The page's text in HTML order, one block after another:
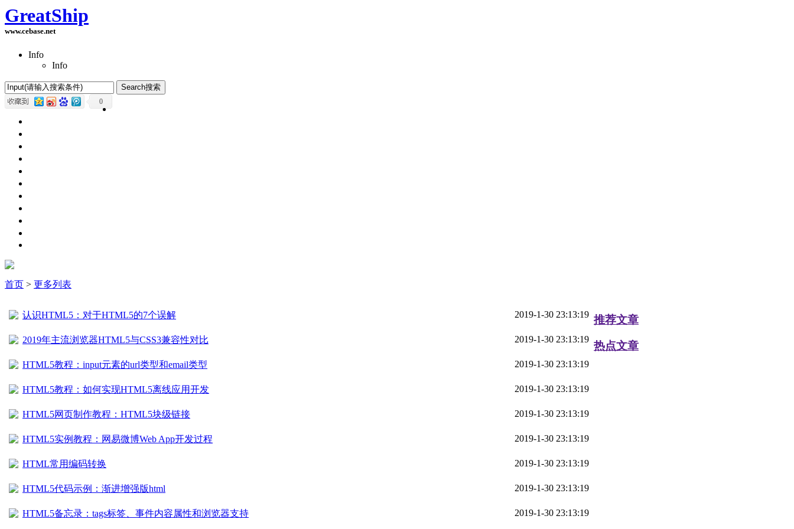
GreatShip
www.cebase.net
Info
Info
0
首页 > 更多列表
认识HTML5：对于HTML5的7个误解 2019-1-30 23:13:19
2019年主流浏览器HTML5与CSS3兼容性对比 2019-1-30 23:13:19
HTML5教程：input元素的url类型和email类型 2019-1-30 23:13:19
HTML5教程：如何实现HTML5离线应用开发 2019-1-30 23:13:19
HTML5网页制作教程：HTML5块级链接 2019-1-30 23:13:19
HTML5实例教程：网易微博Web App开发过程 2019-1-30 23:13:19
HTML常用编码转换 2019-1-30 23:13:19
HTML5代码示例：渐进增强版html 2019-1-30 23:13:19
HTML5备忘录：tags标签、事件内容属性和浏览器支持 2019-1-30 23:13:19
推荐文章
热点文章